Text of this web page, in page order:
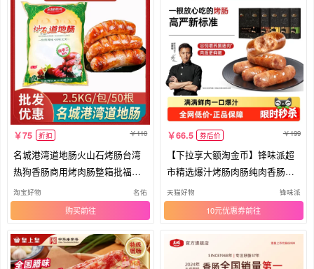
75 折扣 110
名城港湾道地肠火山石烤肠台湾
热狗香肠商用烤肉肠整箱批福建
御冠
淘宝好物 名佑
购买
66.5 券后价 199
【下拉享大额淘金币】锋味派超
市精选爆汁烤肠肉肠纯肉香肠地
道台
天猫好物 锋味派
10元优惠券